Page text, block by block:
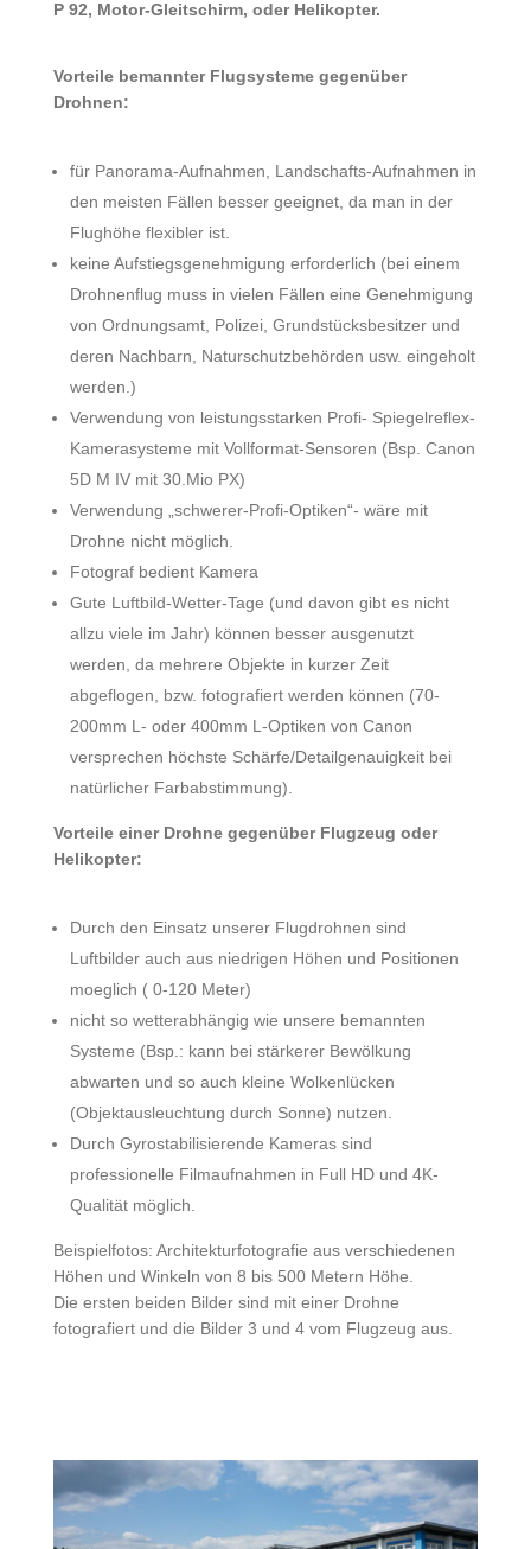
P 92, Motor-Gleitschirm, oder Helikopter.
Vorteile bemannter Flugsysteme gegenüber
Drohnen:
für Panorama-Aufnahmen, Landschafts-Aufnahmen in
den meisten Fällen besser geeignet, da man in der
Flughöhe flexibler ist.
keine Aufstiegsgenehmigung erforderlich (bei einem
Drohnenflug muss in vielen Fällen eine Genehmigung
von Ordnungsamt, Polizei, Grundstücksbesitzer und
deren Nachbarn, Naturschutzbehörden usw. eingeholt
werden.)
Verwendung von leistungsstarken Profi- Spiegelreflex-
Kamerasysteme mit Vollformat-Sensoren (Bsp. Canon
5D M IV mit 30.Mio PX)
Verwendung „schwerer-Profi-Optiken“- wäre mit
Drohne nicht möglich.
Fotograf bedient Kamera
Gute Luftbild-Wetter-Tage (und davon gibt es nicht
allzu viele im Jahr) können besser ausgenutzt
werden, da mehrere Objekte in kurzer Zeit
abgeflogen, bzw. fotografiert werden können (70-
200mm L- oder 400mm L-Optiken von Canon
versprechen höchste Schärfe/Detailgenauigkeit bei
natürlicher Farbabstimmung).
Vorteile einer Drohne gegenüber Flugzeug oder
Helikopter:
Durch den Einsatz unserer Flugdrohnen sind
Luftbilder auch aus niedrigen Höhen und Positionen
moeglich ( 0-120 Meter)
nicht so wetterabhängig wie unsere bemannten
Systeme (Bsp.: kann bei stärkerer Bewölkung
abwarten und so auch kleine Wolkenlücken
(Objektausleuchtung durch Sonne) nutzen.
Durch Gyrostabilisierende Kameras sind
professionelle Filmaufnahmen in Full HD und 4K-
Qualität möglich.
Beispielfotos: Architekturfotografie aus verschiedenen
Höhen und Winkeln von 8 bis 500 Metern Höhe.
Die ersten beiden Bilder sind mit einer Drohne
fotografiert und die Bilder 3 und 4 vom Flugzeug aus.